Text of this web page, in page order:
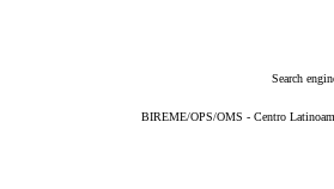
Search
BIREME/OPS/OMS - Centro